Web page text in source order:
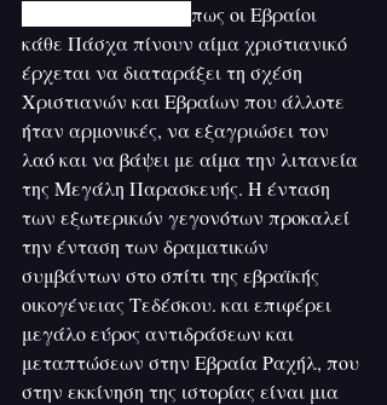
πως οι Εβραίοι
κάθε Πάσχα πίνουν αίμα χριστιανικό
έρχεται να διαταράξει τη σχέση
Χριστιανών και Εβραίων που άλλοτε
ήταν αρμονικές, να εξαγριώσει τον
λαό και να βάψει με αίμα την λιτανεία
της Μεγάλη Παρασκευής. Η ένταση
των εξωτερικών γεγονότων προκαλεί
την ένταση των δραματικών
συμβάντων στο σπίτι της εβραϊκής
οικογένειας Τεδέσκου. και επιφέρει
μεγάλο εύρος αντιδράσεων και
μεταπτώσεων στην Εβραία Ραχήλ, που
στην εκκίνηση της ιστορίας είναι μια